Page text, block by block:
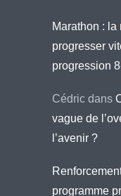
Marathon :
progresser
progression
Cédric dans
vague de
l’avenir ?
programme